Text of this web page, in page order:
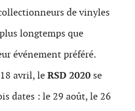
de vinyles
longtemps que
événement préféré.
avril, leRSD 2020 se
dates : le 29 août, le 26